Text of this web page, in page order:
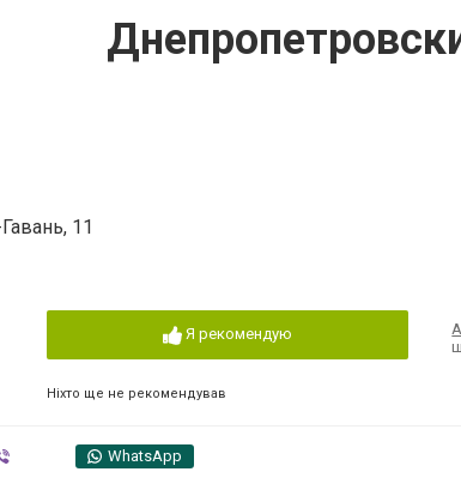
11
Я рекомендую
Ніхто ще не рекомендував
WhatsApp